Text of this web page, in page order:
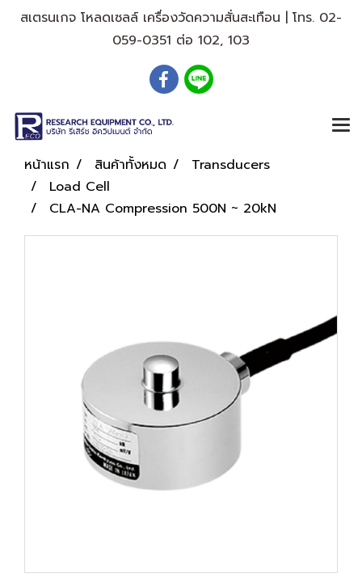
สเตรนเกจ โหลดเซลล์ เครื่องวัดความสั่นสะเทือน | โทร. 02-
059-0351 ต่อ 102, 103
หน้าแรก สินค้าทั้งหมด
Transducers
Load Cell
CLA-NA Compression 500N ~ 20kN